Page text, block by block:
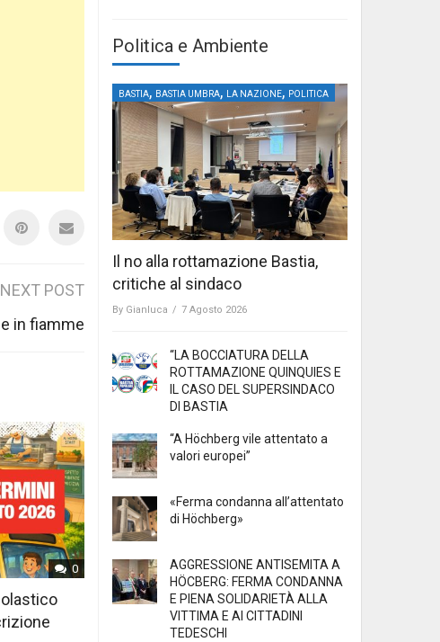
NEXT POST
in fiamme
0
Politica e Ambiente
BASTIA, BASTIA UMBRA, LA NAZIONE, POLITICA
Il no alla rottamazione Bastia,
critiche al sindaco
By Gianluca / 7 Agosto 2026
“LA BOCCIATURA DELLA
ROTTAMAZIONE QUINQUIES E
IL CASO DEL SUPERSINDACO
DI BASTIA
“A Höchberg vile attentato a
valori europei”
«Ferma condanna all’attentato
di Höchberg»
AGGRESSIONE ANTISEMITA A
HÖCBERG: FERMA CONDANNA
E PIENA SOLIDARIETÀ ALLA
VITTIMA E AI CITTADINI
TEDESCHI